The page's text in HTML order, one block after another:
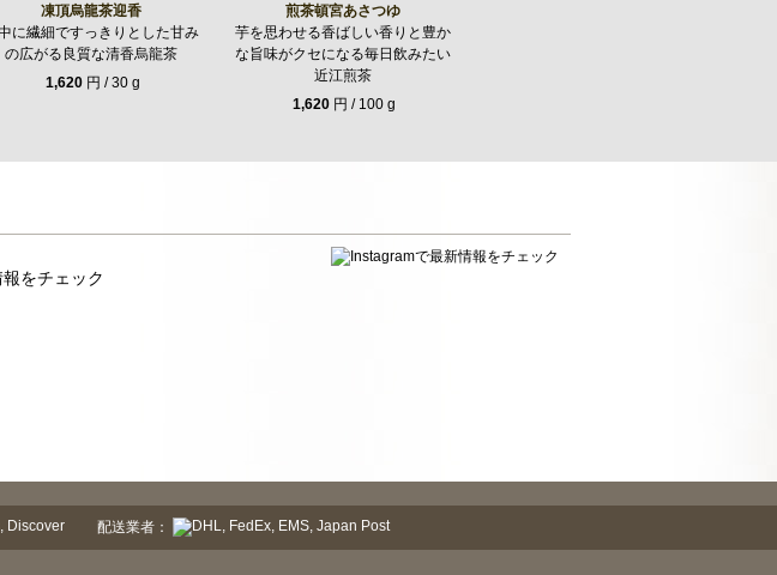
凍頂烏龍茶迎香
に繊細ですっきりとした甘み
の広がる良質な清香烏龍茶
1,620円 / 30 g
煎茶頓宮あさつゆ
芋を思わせる香ばしい香りと豊か
な旨味がクセになる毎日飲みたい
近江煎茶
1,620 円 / 100 g
をチェック
配送業者：